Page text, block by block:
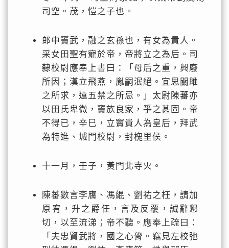
司空。茂，愷之子也。
郎中竇武，融之玄孫也，有女為貴人。
采女田聖有寵於帝，帝將立之為后。司
隸校尉應奉上書曰：「母后之重，興廢
所因；漢立飛燕，胤嗣泯絕。宜思關雎
之所求，遠五禁之所忌。」太尉陳蕃亦
以田氏卑微，竇族良家，爭之甚固。帝
不得已，辛巳，立竇貴人為皇后，拜武
為特進、城門校尉，封槐里侯。
十一月，壬子，黃門北寺火。
陳蕃數言李膺、馮緄、劉祐之枉，請加
原宥，升之爵任，言及反覆，誠辭懇
切，以至流涕；帝不聽。應奉上疏曰：
「夫忠賢武將，國之心膂。竊見左校弛